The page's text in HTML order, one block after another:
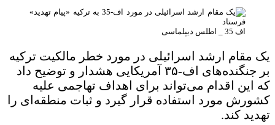
اف 35 _ اطلس دیپلماسی
یک مقام ارشد اسرائیلی در مورد خطر مالکیت ترکیه
بر جنگنده‌های اف-۳۵ آمریکایی هشدار و توضیح داد
که این اقدام می‌تواند برای اهداف تهاجمی علیه
کشورش مورد استفاده قرار گیرد و ثبات منطقه‌ای را
تهدید کند.